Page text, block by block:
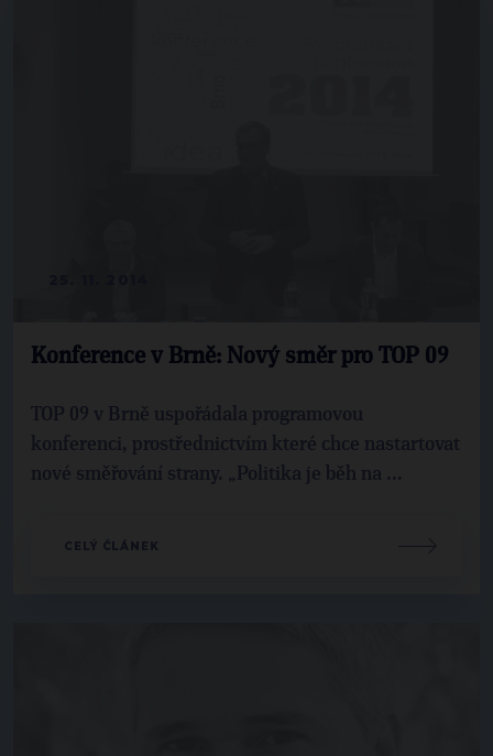
Konference v Brně: Nový směr pro TOP 09
TOP 09 v Brně uspořádala programovou
konferenci, prostřednictvím které chce nastartovat
nové směřování strany. „Politika je běh na ...
CELÝ ČLÁNEK